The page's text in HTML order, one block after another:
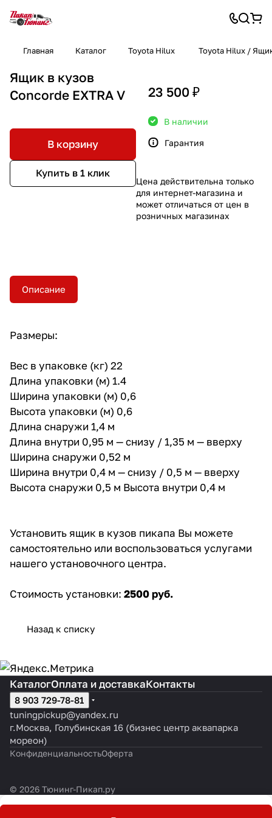
Главная Каталог Toyota Hilux Toyota Hilux /
Ящик в кузов
Concorde EXTRA V
В корзину
Купить в 1 клик
23 500 ₽
В наличии
Гарантия
Цена действительна только
для интернет-магазина и
может отличаться от цен в
розничных магазинах
Описание
Размеры:
Вес в упаковке (кг) 22
Длина упаковки (м) 1.4
Ширина упаковки (м) 0,6
Высота упаковки (м) 0,6
Длина снаружи 1,4 м
Длина внутри 0,95 м — снизу / 1,35 м — вверху
Ширина снаружи 0,52 м
Ширина внутри 0,4 м — снизу / 0,5 м — вверху
Высота снаружи 0,5 м Высота внутри 0,4 м
Установить ящик в кузов пикапа Вы можете
самостоятельно или воспользоваться услугами
нашего установочного центра.
Стоимость установки: 2500 руб.
Назад к списку
КаталогОплата и доставкаКонтакты
8 903 729-78-81
tuningpickup@yandex.ru
г.Москва, Голубинская 16 (бизнес центр аквапарка
мореон)
КонфиденциальностьОферта
© 2026 Тюнинг-Пикап.ру